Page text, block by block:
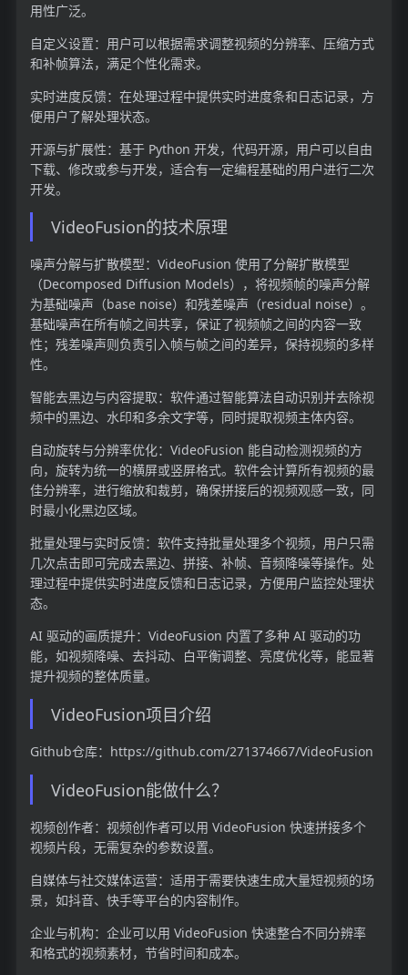
用性广泛。
自定义设置：用户可以根据需求调整视频的分辨率、压缩方式
和补帧算法，满足个性化需求。
实时进度反馈：在处理过程中提供实时进度条和日志记录，方
便用户了解处理状态。
开源与扩展性：基于 Python 开发，代码开源，用户可以自由
下载、修改或参与开发，适合有一定编程基础的用户进行二次
开发。
VideoFusion的技术原理
噪声分解与扩散模型：VideoFusion 使用了分解扩散模型
（Decomposed Diffusion Models），将视频帧的噪声分解
为基础噪声（base noise）和残差噪声（residual noise）。
基础噪声在所有帧之间共享，保证了视频帧之间的内容一致
性；残差噪声则负责引入帧与帧之间的差异，保持视频的多样
性。
智能去黑边与内容提取：软件通过智能算法自动识别并去除视
频中的黑边、水印和多余文字等，同时提取视频主体内容。
自动旋转与分辨率优化：VideoFusion 能自动检测视频的方
向，旋转为统一的横屏或竖屏格式。软件会计算所有视频的最
佳分辨率，进行缩放和裁剪，确保拼接后的视频观感一致，同
时最小化黑边区域。
批量处理与实时反馈：软件支持批量处理多个视频，用户只需
几次点击即可完成去黑边、拼接、补帧、音频降噪等操作。处
理过程中提供实时进度反馈和日志记录，方便用户监控处理状
态。
AI 驱动的画质提升：VideoFusion 内置了多种 AI 驱动的功
能，如视频降噪、去抖动、白平衡调整、亮度优化等，能显著
提升视频的整体质量。
VideoFusion项目介绍
Github仓库：https://github.com/271374667/VideoFusion
VideoFusion能做什么？
视频创作者：视频创作者可以用 VideoFusion 快速拼接多个
视频片段，无需复杂的参数设置。
自媒体与社交媒体运营：适用于需要快速生成大量短视频的场
景，如抖音、快手等平台的内容制作。
企业与机构：企业可以用 VideoFusion 快速整合不同分辨率
和格式的视频素材，节省时间和成本。